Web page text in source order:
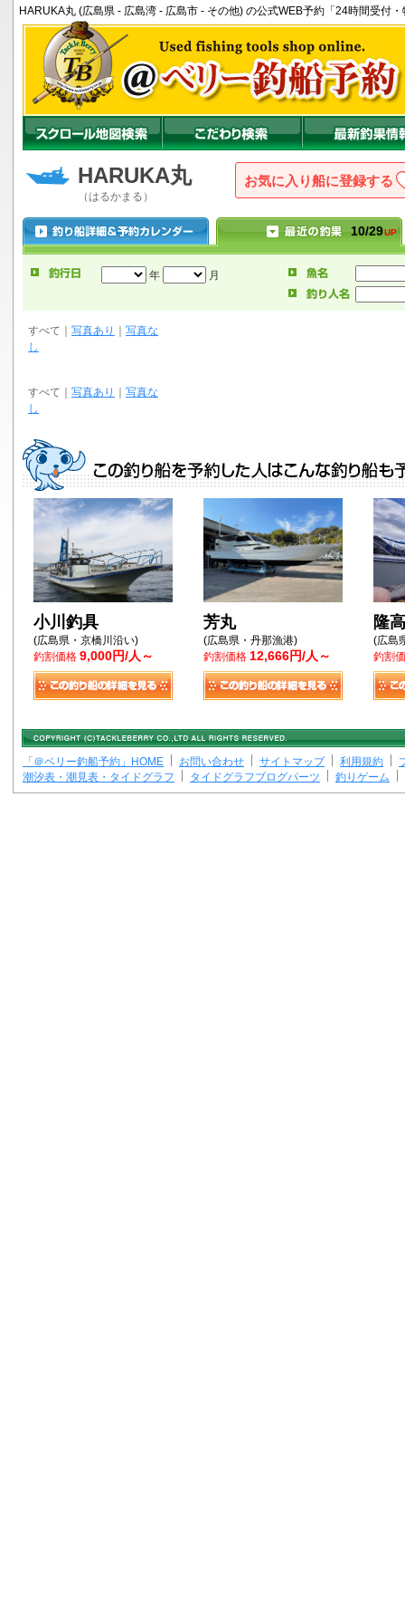
HARUKA丸 (広島県 - 広島湾 - 広島市 - その他) の公式WEB予約「24時間受付
HARUKA丸
（はるかまる）
お気に入り船に登録
10/29UP
年 月
すべて 写真あり
写真な
し
すべて 写真あり
写真な
し
小川釣具
(広島県・京橋川沿い)
釣割価格 9,000円/人～
芳丸
(広島県・丹那漁港)
釣割価格 12,666円/人～
隆
(広島
釣割
「＠ベリー釣船予約」HOME お問い合わせ サイトマップ 利用規約
潮汐表・潮見表・タイドグラフ
タイドグラフブログパーツ 釣りゲーム